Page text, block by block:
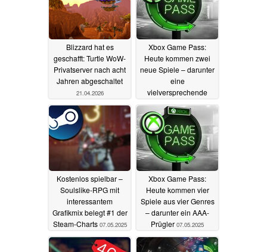
Blizzard hat es
geschafft: Turtle WoW-
Privatserver nach acht
Jahren abgeschaltet
21.04.2026
Xbox Game Pass:
Heute kommen zwei
neue Spiele – darunter
eine
vielversprechende
Neuveröffentlichung
08.05.2025
Kostenlos spielbar –
Soulslike-RPG mit
interessantem
Grafikmix belegt #1 der
Steam-Charts 07.05.2025
Xbox Game Pass:
Heute kommen vier
Spiele aus vier Genres
– darunter ein AAA-
Prügler 07.05.2025